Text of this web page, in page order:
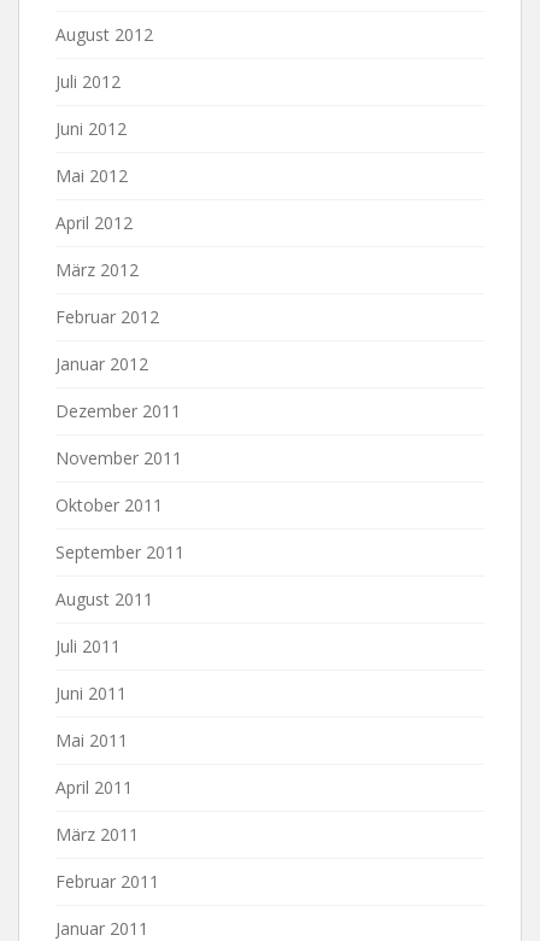
August 2012
Juli 2012
Juni 2012
Mai 2012
April 2012
März 2012
Februar 2012
Januar 2012
Dezember 2011
November 2011
Oktober 2011
September 2011
August 2011
Juli 2011
Juni 2011
Mai 2011
April 2011
März 2011
Februar 2011
Januar 2011